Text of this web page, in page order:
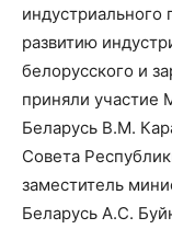
развитию
белорусского и
приняли участие
Беларусь В.М.
Совета
заместитель
Беларусь А.С.